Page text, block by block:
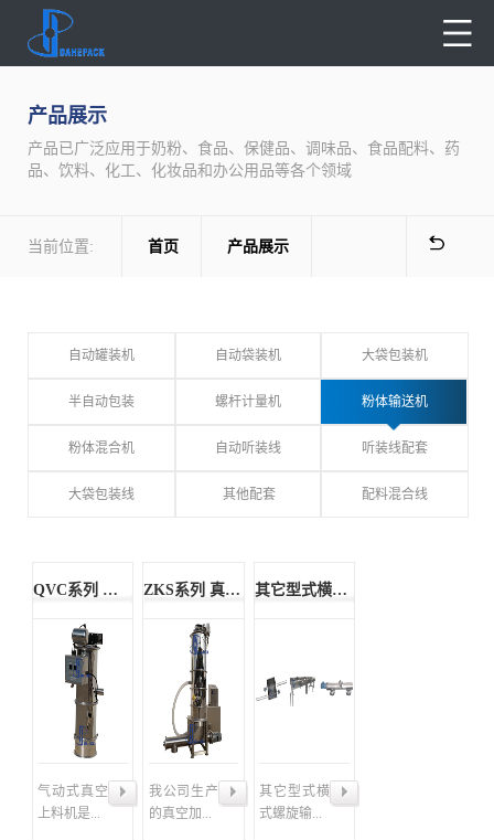
产品展示
产品已广泛应用于奶粉、食品、保健品、调味品、食品配料、药
品、饮料、化工、化妆品和办公用品等各个领域
当前位置: 首页 产品展示
自动罐装机 自动袋装机 大袋包装机
半自动包装 螺杆计量机 粉体输送机
粉体混合机 自动听装线 听装线配套
大袋包装线 其他配套 配料混合线
QVC系列 气动式真空上料机
气动式真空
上料机是...
ZKS系列 真空上料机
我公司生产
的真空加...
其它型式横式 螺旋输送机、螺旋分料器
其它型式横
式螺旋输...